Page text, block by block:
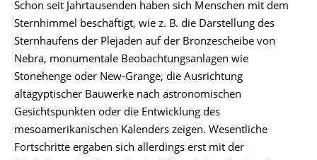
Schon seit Jahrtausenden haben sich Menschen mit dem
Sternhimmel beschäftigt, wie z. B. die Darstellung des
Sternhaufens der Plejaden auf der Bronzescheibe von
Nebra, monumentale Beobachtungsanlagen wie
Stonehenge oder New-Grange, die Ausrichtung
altägyptischer Bauwerke nach astronomischen
Gesichtspunkten oder die Entwicklung des
mesoamerikanischen Kalenders zeigen. Wesentliche
Fortschritte ergaben sich allerdings erst mit der